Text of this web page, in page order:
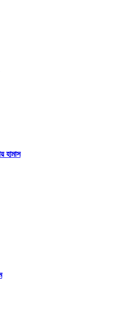
হামাস